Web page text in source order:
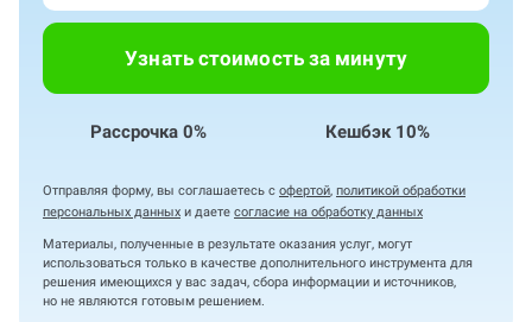
Узнать стоимость за минуту
Рассрочка 0% Кешбэк 10%
Отправляя форму, вы соглашаетесь с офертой, политикой обработки
персональных данных и даете согласие на обработку данных
Материалы, полученные в результате оказания услуг, могут
использоваться только в качестве дополнительного инструмента для
решения имеющихся у вас задач, сбора информации и источников,
но не являются готовым решением.